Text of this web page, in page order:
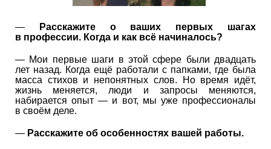
—
Расскажите о ваших первых шагах
в профессии. Когда и как всё начиналось?
— Мои первые шаги в этой сфере были двадцать
лет назад. Когда ещё работали с папками, где была
масса стихов и непонятных слов. Но время идёт,
жизнь меняется, люди и запросы меняются,
набирается опыт — и вот, мы уже профессионалы
в своём деле.
— Расскажите об особенностях вашей работы.